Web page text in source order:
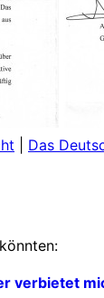
Das
verbietet